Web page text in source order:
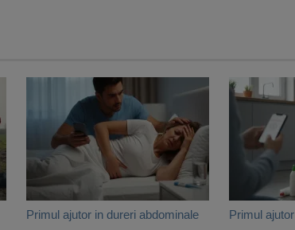
Primul ajutor in dureri abdominale Primul